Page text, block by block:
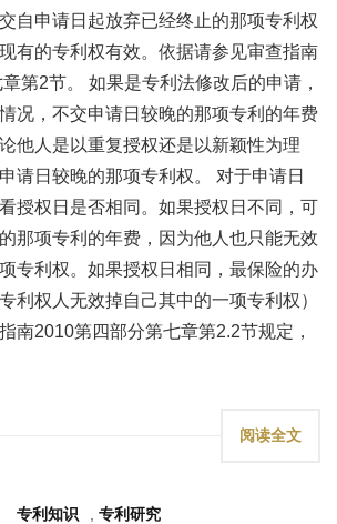
自申请日起放弃已经终止的那项专利权
有的专利权有效。依据请参见审查指南
第2节。 如果是专利法修改后的申请，
况，不交申请日较晚的那项专利的年费
他人是以重复授权还是以新颖性为理
请日较晚的那项专利权。 对于申请日
授权日是否相同。如果授权日不同，可
那项专利的年费，因为他人也只能无效
专利权。如果授权日相同，最保险的办
利权人无效掉自己其中的一项专利权）
南2010第四部分第七章第2.2节规定，
阅读全文
专利知识 专利研究